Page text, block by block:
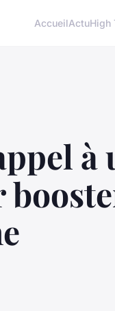
AccueilActuHigh
à